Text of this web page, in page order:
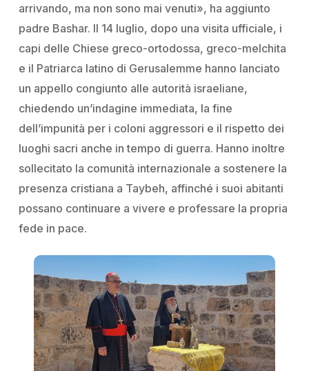
arrivando, ma non sono mai venuti», ha aggiunto
padre Bashar. Il 14 luglio, dopo una visita ufficiale, i
capi delle Chiese greco-ortodossa, greco-melchita
e il Patriarca latino di Gerusalemme hanno lanciato
un appello congiunto alle autorità israeliane,
chiedendo un’indagine immediata, la fine
dell’impunità per i coloni aggressori e il rispetto dei
luoghi sacri anche in tempo di guerra. Hanno inoltre
sollecitato la comunità internazionale a sostenere la
presenza cristiana a Taybeh, affinché i suoi abitanti
possano continuare a vivere e professare la propria
fede in pace.